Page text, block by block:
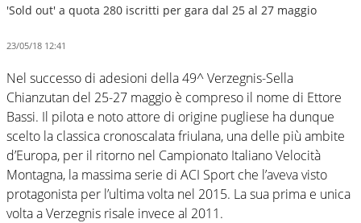
'Sold out' a quota 280 iscritti per gara dal 25 al 27 maggio
23/05/18 12:41
Nel successo di adesioni della 49^ Verzegnis-Sella
Chianzutan del 25-27 maggio è compreso il nome di Ettore
Bassi. Il pilota e noto attore di origine pugliese ha dunque
scelto la classica cronoscalata friulana, una delle più ambite
d’Europa, per il ritorno nel Campionato Italiano Velocità
Montagna, la massima serie di ACI Sport che l’aveva visto
protagonista per l’ultima volta nel 2015. La sua prima e unica
volta a Verzegnis risale invece al 2011.